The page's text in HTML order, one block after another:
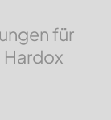
für
Hardox